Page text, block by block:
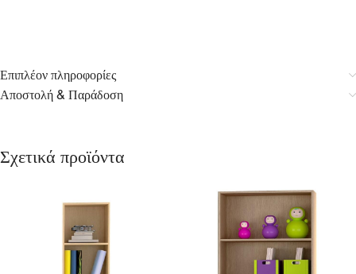
Επιπλέον πληροφορίες
Αποστολή & Παράδοση
Σχετικά προϊόντα